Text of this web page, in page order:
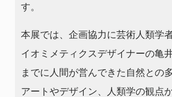
す。
本展では、企画協力に芸術人類学
イオミメティクスデザイナーの亀
までに人間が営んできた自然との
アートやデザイン、人類学の観点